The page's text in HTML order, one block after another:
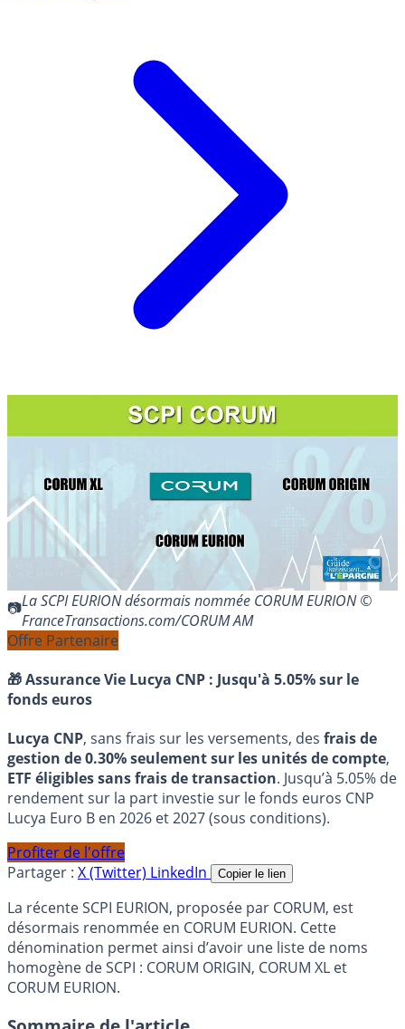
La SCPI EURION désormais nommée CORUM EURION ©
FranceTransactions.com/CORUM AM
Offre Partenaire
🎁 Assurance Vie Lucya CNP : Jusqu'à 5.05% sur le
fonds euros
Lucya CNP, sans frais sur les versements, des frais de
gestion de 0.30% seulement sur les unités de compte,
ETF éligibles sans frais de transaction. Jusqu’à 5.05% de
rendement sur la part investie sur le fonds euros CNP
Lucya Euro B en 2026 et 2027 (sous conditions).
Profiter de l'offre
Partager : X (Twitter) LinkedIn Copier le lien
La récente SCPI EURION, proposée par CORUM, est
désormais renommée en CORUM EURION. Cette
dénomination permet ainsi d’avoir une liste de noms
homogène de SCPI : CORUM ORIGIN, CORUM XL et
CORUM EURION.